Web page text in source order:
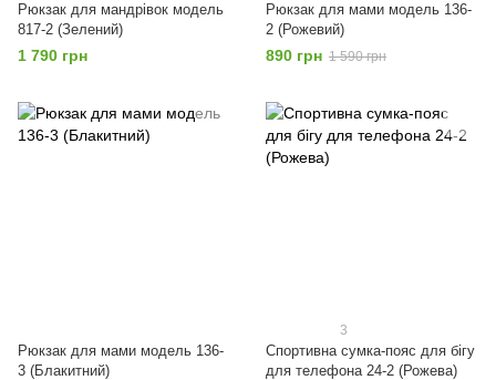
Рюкзак для мандрівок модель
817-2 (Зелений)
1 790 грн
Рюкзак для мами модель 136-
2 (Рожевий)
890 грн 1 590 грн
Рюкзак для мами модель 136-
3 (Блакитний)
3
Спортивна сумка-пояс для бігу
для телефона 24-2 (Рожева)